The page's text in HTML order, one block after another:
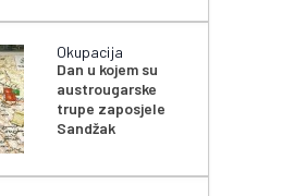
Okupacija
Dan u kojem su
austrougarske
trupe zaposjele
Sandžak